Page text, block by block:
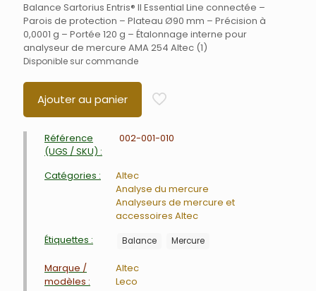
Balance Sartorius Entris® II Essential Line connectée –
Parois de protection – Plateau Ø90 mm – Précision à
0,0001 g – Portée 120 g – Étalonnage interne pour
analyseur de mercure AMA 254 Altec (1)
Disponible sur commande
Ajouter au panier
Référence
(UGS / SKU) :
002-001-010
Catégories :
Altec
Analyse du mercure
Analyseurs de mercure et
accessoires Altec
Étiquettes :
Balance Mercure
Marque /
modèles :
Altec
Leco